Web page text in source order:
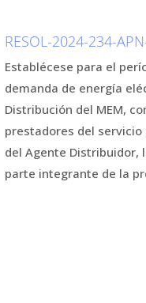
RESOL-2024-234-
Establécese para el
demanda de energía
Distribución del MEM,
prestadores del
del Agente Distribuidor,
parte integrante de la